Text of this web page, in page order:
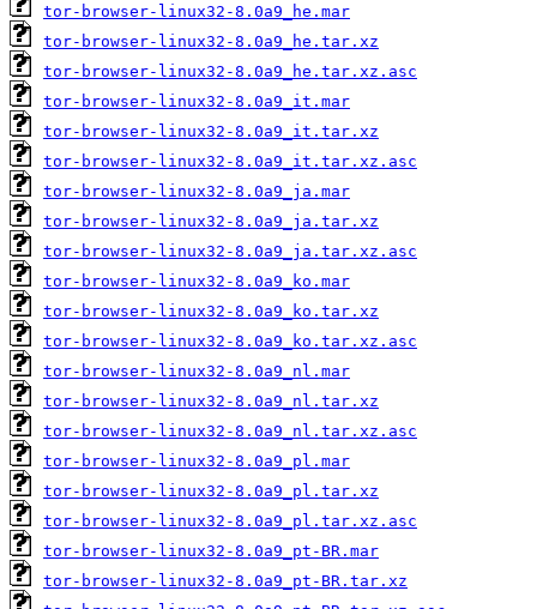
tor-browser-linux32-8.0a9_he.mar
tor-browser-linux32-8.0a9_he.tar.xz
tor-browser-linux32-8.0a9_he.tar.xz.asc
tor-browser-linux32-8.0a9_it.mar
tor-browser-linux32-8.0a9_it.tar.xz
tor-browser-linux32-8.0a9_it.tar.xz.asc
tor-browser-linux32-8.0a9_ja.mar
tor-browser-linux32-8.0a9_ja.tar.xz
tor-browser-linux32-8.0a9_ja.tar.xz.asc
tor-browser-linux32-8.0a9_ko.mar
tor-browser-linux32-8.0a9_ko.tar.xz
tor-browser-linux32-8.0a9_ko.tar.xz.asc
tor-browser-linux32-8.0a9_nl.mar
tor-browser-linux32-8.0a9_nl.tar.xz
tor-browser-linux32-8.0a9_nl.tar.xz.asc
tor-browser-linux32-8.0a9_pl.mar
tor-browser-linux32-8.0a9_pl.tar.xz
tor-browser-linux32-8.0a9_pl.tar.xz.asc
tor-browser-linux32-8.0a9_pt-BR.mar
tor-browser-linux32-8.0a9_pt-BR.tar.xz